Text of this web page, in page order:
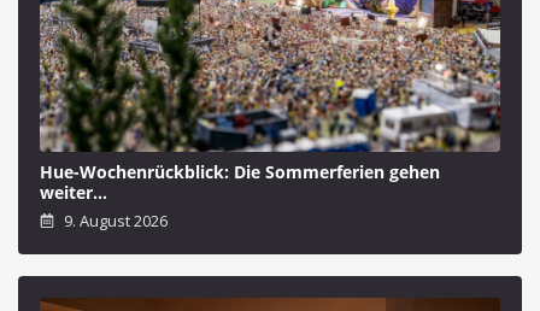
Hue-Wochenrückblick: Die Sommerferien gehen
weiter…
9. August 2026